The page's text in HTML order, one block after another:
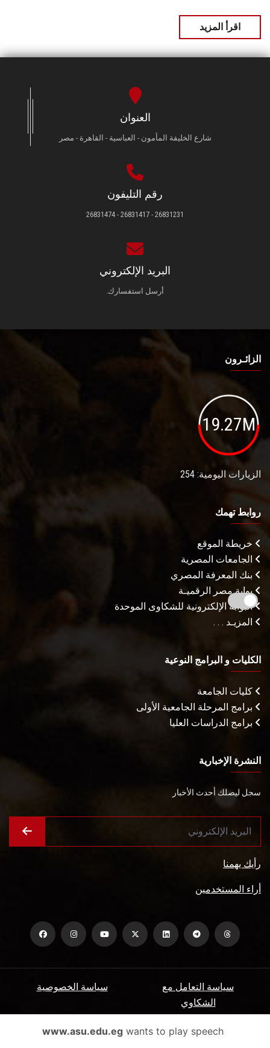
اقرأ المزيد
العنوان
شارع الخليفة المأمون - العباسية - القاهرة - مصر
رقم التليفون
26831231 - 26831417 - 26831474
البريد الإلكتروني
أرسل استفسارك.
الزائـرون
19.27M
الزيارات اليومية: 254
روابط تهمك
خريطة الموقع
الجامعات المصرية
بنك المعرفة المصري
بوابة مصر الرقميـة
البوابة الإلكترونية للشكاوى الموحدة
المزيـد . . .
الكليات و البرامج النوعية
كليات الجامعة
برامج المرحلة الجامعية الأولى
برامج الدراسات العليا
النشرة الإخبارية
سجل ليصلك أحدث الأخبار
رأيك يهمنا
أراء المستخدمين
سياسة الخصوصية
سياسة التعامل مع
الشكاوي
الأسئلة الشائعة ميثاق المتعاملين www.asu.edu.egwants to play speech